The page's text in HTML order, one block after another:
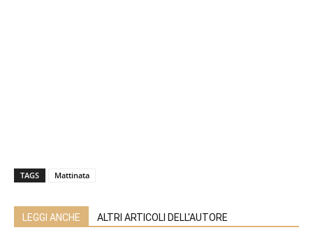
TAGS Mattinata
LEGGI ANCHE ALTRI ARTICOLI DELL'AUTORE